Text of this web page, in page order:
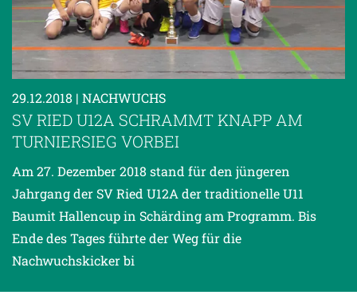
29.12.2018 | NACHWUCHS
SV RIED U12A SCHRAMMT KNAPP AM
TURNIERSIEG VORBEI
Am 27. Dezember 2018 stand für den jüngeren
Jahrgang der SV Ried U12A der traditionelle U11
Baumit Hallencup in Schärding am Programm. Bis
Ende des Tages führte der Weg für die
Nachwuchskicker bi